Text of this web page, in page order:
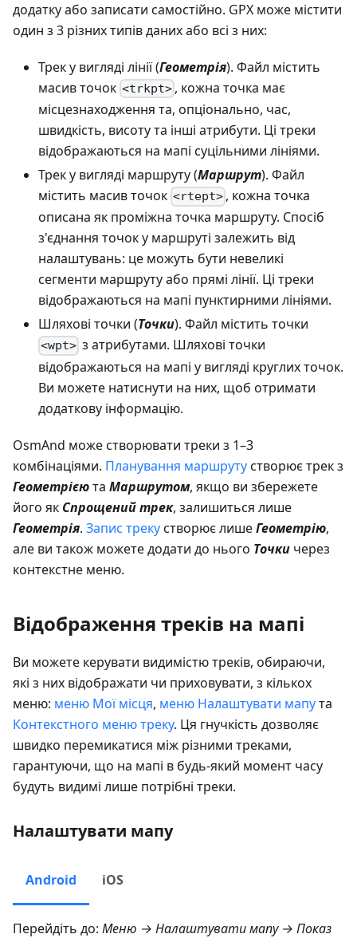
додатку або записати самостійно. GPX може містити
один з 3 різних типів даних або всі з них:
Трек у вигляді лінії (Геометрія). Файл містить
масив точок <trkpt> , кожна точка має
місцезнаходження та, опціонально, час,
швидкість, висоту та інші атрибути. Ці треки
відображаються на мапі суцільними лініями.
Трек у вигляді маршруту (Маршрут). Файл
містить масив точок <rtept> , кожна точка
описана як проміжна точка маршруту. Спосіб
з'єднання точок у маршруті залежить від
налаштувань: це можуть бути невеликі
сегменти маршруту або прямі лінії. Ці треки
відображаються на мапі пунктирними лініями.
Шляхові точки (Точки). Файл містить точки
<wpt> з атрибутами. Шляхові точки
відображаються на мапі у вигляді круглих точок.
Ви можете натиснути на них, щоб отримати
додаткову інформацію.
OsmAnd може створювати треки з 1–3
комбінаціями. Планування маршрутустворює трек з
Геометрієюта Маршрутом, якщо ви збережете
його як Спрощений трек, залишиться лише
Геометрія. Запис трекустворює лишеГеометрію,
але ви також можете додати до нього Точки через
контекстне меню.
Відображення треків на мапі
Ви можете керувати видимістю треків, обираючи,
які з них відображати чи приховувати, з кількох
меню: меню Мої місця, меню Налаштувати мапута
Контекстного меню треку. Ця гнучкість дозволяє
швидко перемикатися між різними треками,
гарантуючи, що на мапі в будь-який момент часу
будуть видимі лише потрібні треки.
Налаштувати мапу
Android iOS
Перейдіть до: Меню → Налаштувати мапу → Показ